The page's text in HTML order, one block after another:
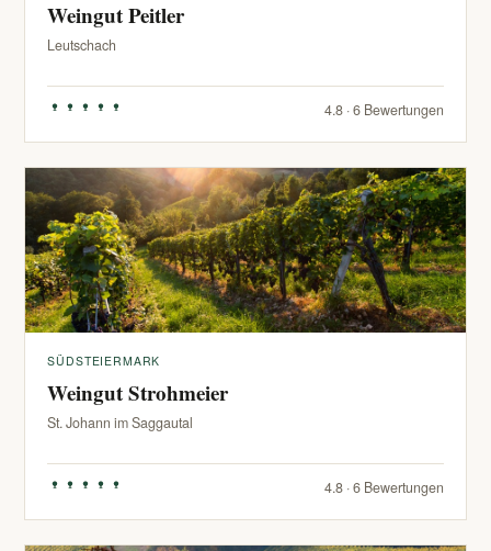
Weingut Peitler
Leutschach
4.8 · 6 Bewertungen
SÜDSTEIERMARK
Weingut Strohmeier
St. Johann im Saggautal
4.8 · 6 Bewertungen